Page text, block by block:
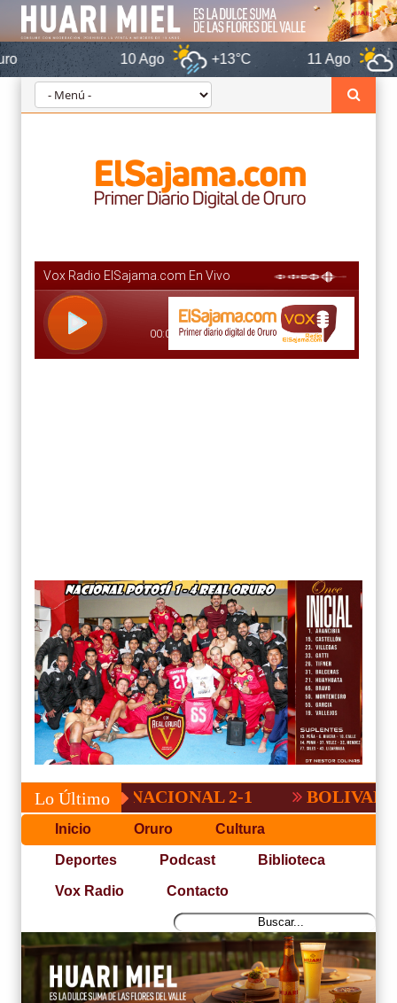
10 Ago +13°C 11 Ago +14°C
Lo Último
A NACIONAL 2-1 BOLIVAR
Inicio Oruro Cultura
Deportes Podcast Biblioteca
Vox Radio Contacto